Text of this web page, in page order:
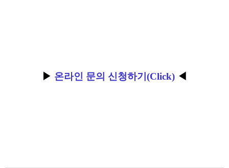
▶ 온라인 문의 신청하기(Click) ◀